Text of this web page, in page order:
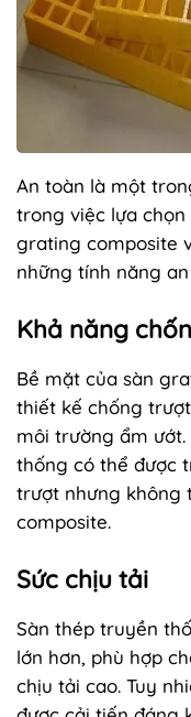
An toàn là một
trong việc lựa chọn
grating composite
những tính năng
Khả năng
Bề mặt của sàn
thiết kế chống
môi trường ẩm
thống có thể được
trượt nhưng không
composite.
Sức chịu tải
Sàn thép truyền
lớn hơn, phù hợp
chịu tải cao. Tuy